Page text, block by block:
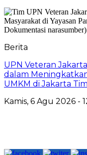
Berita
UPN Veteran
dalam
UMKM di Jakarta
Kamis, 6 Agu 2026 -